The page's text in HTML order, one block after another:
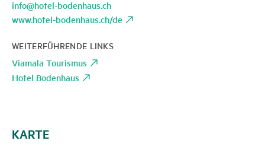
info@hotel-bodenhaus.ch
www.hotel-bodenhaus.ch/de
WEITERFÜHRENDE LINKS
Viamala Tourismus
Hotel Bodenhaus
KARTE